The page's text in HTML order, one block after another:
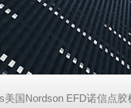
美国Nordson EFD诺信点胶